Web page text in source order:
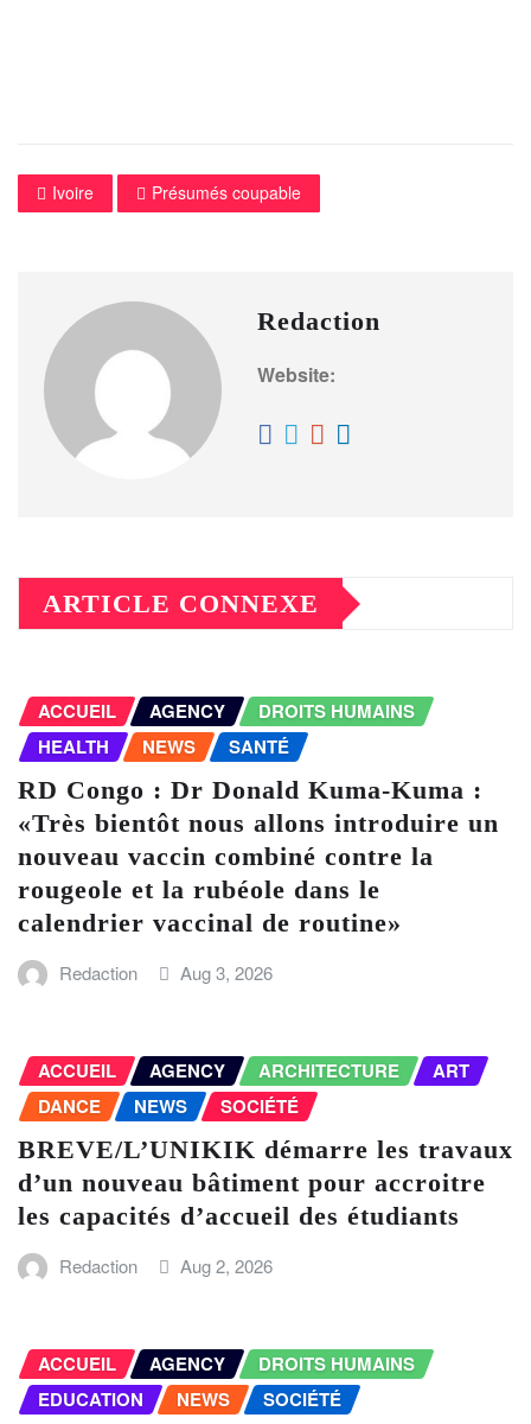
Ivoire Présumés coupable
Redaction
Website:
ARTICLE CONNEXE
ACCUEIL AGENCY
DROITS HUMAINS
HEALTH
NEWS SANTÉ
RD Congo : Dr Donald Kuma-Kuma :
«Très bientôt nous allons introduire un
nouveau vaccin combiné contre la
rougeole et la rubéole dans le
calendrier vaccinal de routine»
Redaction Aug 3, 2026
ACCUEIL AGENCY ARCHITECTURE
ART
DANCE
NEWS SOCIÉTÉ
BREVE/L’UNIKIK démarre les travaux
d’un nouveau bâtiment pour accroitre
les capacités d’accueil des étudiants
Redaction Aug 2, 2026
ACCUEIL AGENCY
DROITS HUMAINS
EDUCATION
NEWS SOCIÉTÉ